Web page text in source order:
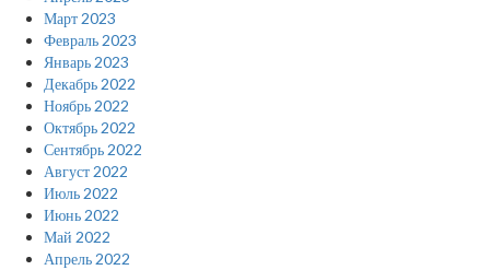
Март 2023
Февраль 2023
Январь 2023
Декабрь 2022
Ноябрь 2022
Октябрь 2022
Сентябрь 2022
Август 2022
Июль 2022
Июнь 2022
Май 2022
Апрель 2022